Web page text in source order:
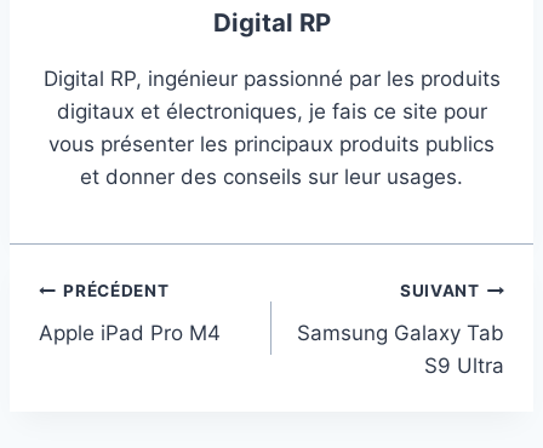
Digital RP
Digital RP, ingénieur passionné par les produits
digitaux et électroniques, je fais ce site pour
vous présenter les principaux produits publics
et donner des conseils sur leur usages.
Navigation
de
PRÉCÉDENT
Apple iPad Pro M4
SUIVANT
Samsung Galaxy Tab
S9 Ultra